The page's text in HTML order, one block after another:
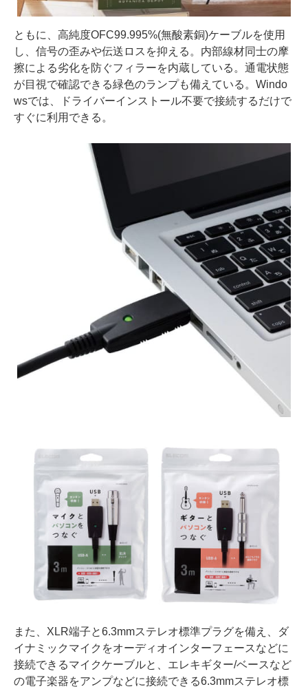
ともに、高純度OFC99.995%(無酸素銅)ケーブルを使用
し、信号の歪みや伝送ロスを抑える。内部線材同士の摩
擦による劣化を防ぐフィラーを内蔵している。通電状態
が目視で確認できる緑色のランプも備えている。Windo
wsでは、ドライバーインストール不要で接続するだけで
すぐに利用できる。
また、XLR端子と6.3mmステレオ標準プラグを備え、ダ
イナミックマイクをオーディオインターフェースなどに
接続できるマイクケーブルと、エレキギター/ベースなど
の電子楽器をアンプなどに接続できる6.3mmステレオ標